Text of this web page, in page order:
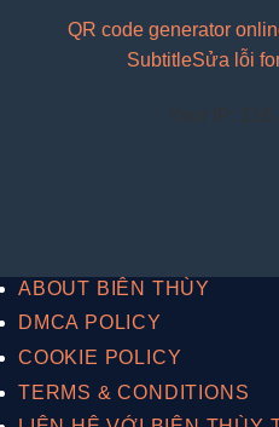
QR code generator
SubtitleSửa lỗi
ABOUT BIÊN THÙY
DMCA POLICY
COOKIE POLICY
TERMS & CONDITIONS